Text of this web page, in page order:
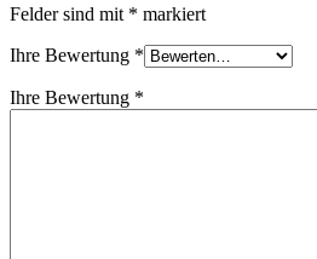
Felder sind mit * markiert
Ihre Bewertung *
Ihre Bewertung *